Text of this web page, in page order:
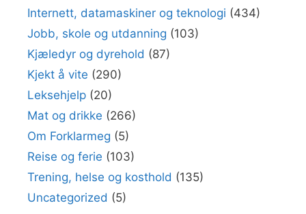
Internett, datamaskiner og teknologi (434)
Jobb, skole og utdanning (103)
Kjæledyr og dyrehold (87)
Kjekt å vite (290)
Leksehjelp (20)
Mat og drikke (266)
Om Forklarmeg (5)
Reise og ferie (103)
Trening, helse og kosthold (135)
Uncategorized (5)